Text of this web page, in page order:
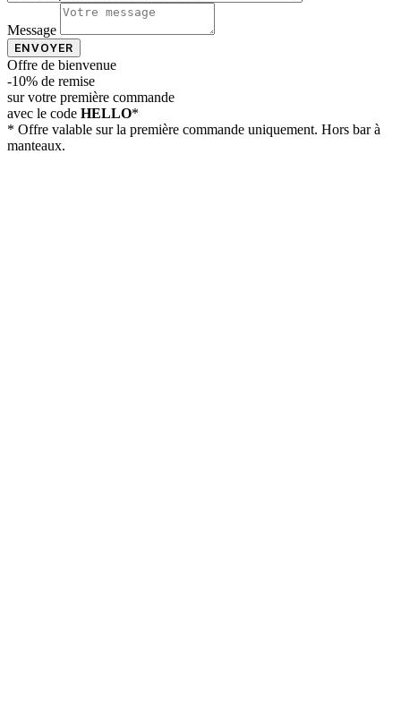
Message
ENVOYER
Offre de bienvenue
-10% de remise
sur votre première commande
avec le code HELLO*
* Offre valable sur la première commande uniquement. Hors bar à
manteaux.